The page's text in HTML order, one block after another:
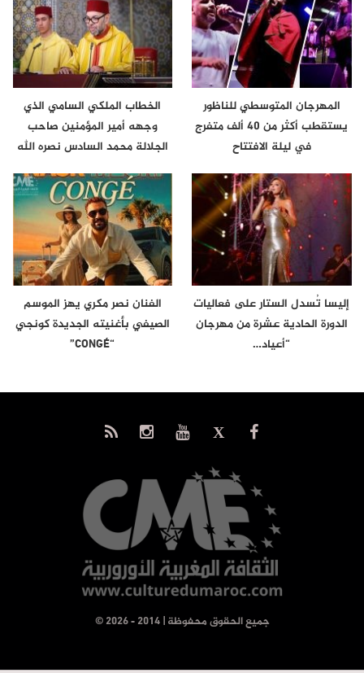
المهرجان المتوسطي للناظور
يستقطب أكثر من 40 ألف متفرج
في ليلة الافتتاح
الخطاب الملكي السامي الذي
وجهه أمير المؤمنين صاحب
الجلالة محمد السادس نصره الله
إليسا تُسدل الستار على فعاليات
الدورة الحادية عشرة من مهرجان
“أعياد…
الفنان نصر مكري يهز الموسم
الصيفي بأغنيته الجديدة كونجي
“CONGÉ”
© جميع الحقوق محفوظة | 2014 - 2026